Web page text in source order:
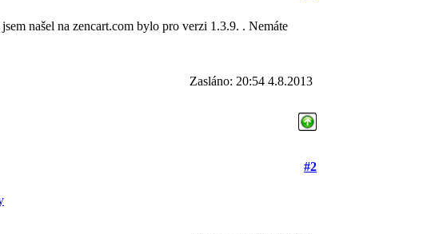
našel na zencart.com bylo pro verzi 1.3.9. . Nemáte
Zasláno: 20:54 4.8.2013
#2